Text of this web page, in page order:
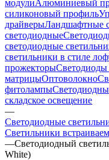
модулиАлюминиевый
силиконовый профиль
драйверыЛандшафтные
светодиодные
светодиодные
светильники в стиле
прожекторыСветодиоды
матрицыОптоволокно
фитолампы
складское освещение
—
Светодиодные
Светильники
—Светодиодный
White)